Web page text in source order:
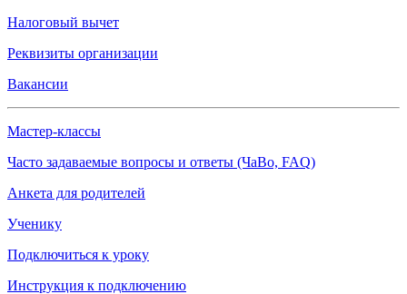
Налоговый вычет
Реквизиты организации
Вакансии
Мастер-классы
Часто задаваемые вопросы и ответы (ЧаВо, FAQ)
Анкета для родителей
Ученику
Подключиться к уроку
Инструкция к подключению